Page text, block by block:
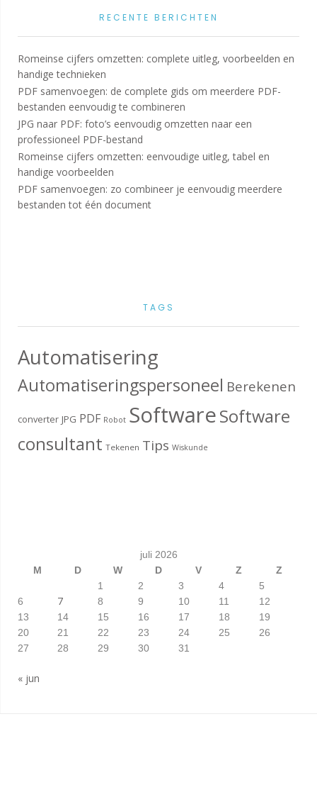
RECENTE BERICHTEN
Romeinse cijfers omzetten: complete uitleg, voorbeelden en
handige technieken
PDF samenvoegen: de complete gids om meerdere PDF-
bestanden eenvoudig te combineren
JPG naar PDF: foto’s eenvoudig omzetten naar een
professioneel PDF-bestand
Romeinse cijfers omzetten: eenvoudige uitleg, tabel en
handige voorbeelden
PDF samenvoegen: zo combineer je eenvoudig meerdere
bestanden tot één document
TAGS
Automatisering
Automatiseringspersoneel Berekenen
converter JPG PDF Robot SoftwareSoftware
consultant Tekenen Tips Wiskunde
juli 2026
M
D W D V Z
Z
1
2 3 4
5
6
7 8 9 10 11
12
13
14 15 16 17 18
19
20
21 22 23 24 25
26
27
28 29 30 31
« jun